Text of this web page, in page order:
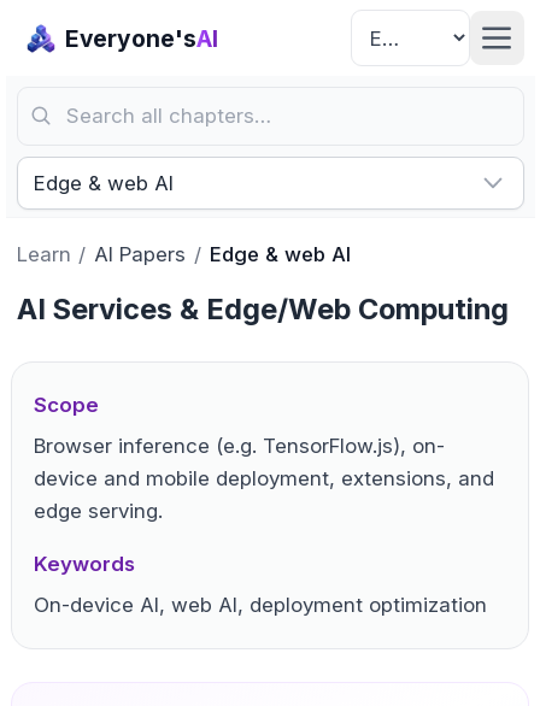
Everyone'sAI
Search all chapters…
Edge & web AI
Learn / AI Papers / Edge & web AI
AI Services & Edge/Web Computing
Scope
Browser inference (e.g. TensorFlow.js), on-
device and mobile deployment, extensions, and
edge serving.
Keywords
On-device AI, web AI, deployment optimization